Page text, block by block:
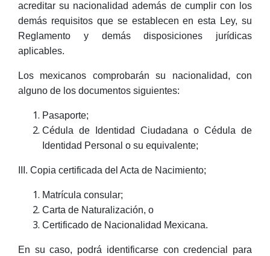
acreditar su nacionalidad además de cumplir con los
demás requisitos que se establecen en esta Ley, su
Reglamento y demás disposiciones jurídicas
aplicables.
Los mexicanos comprobarán su nacionalidad, con
alguno de los documentos siguientes:
Pasaporte;
Cédula de Identidad Ciudadana o Cédula de
Identidad Personal o su equivalente;
III. Copia certificada del Acta de Nacimiento;
Matrícula consular;
Carta de Naturalización, o
Certificado de Nacionalidad Mexicana.
En su caso, podrá identificarse con credencial para